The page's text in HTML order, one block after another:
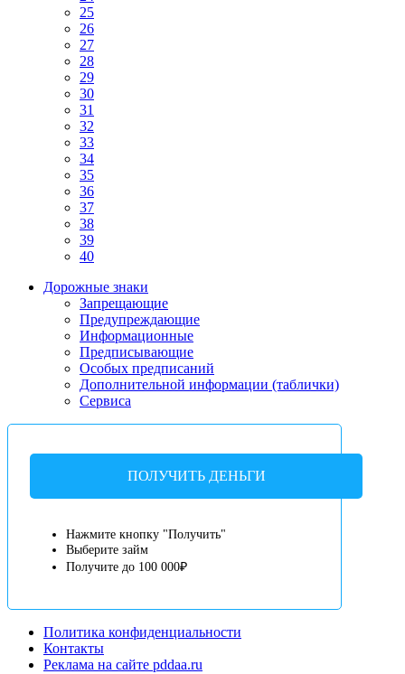
25
26
27
28
29
30
31
32
33
34
35
36
37
38
39
40
Дорожные знаки
Запрещающие
Предупреждающие
Информационные
Предписывающие
Особых предписаний
Дополнительной информации (таблички)
Сервиса
ПОЛУЧИТЬ ДЕНЬГИ
Нажмите кнопку "Получить"
Выберите займ
Получите до 100 000₽
Политика конфиденциальности
Контакты
Реклама на сайте pddaa.ru